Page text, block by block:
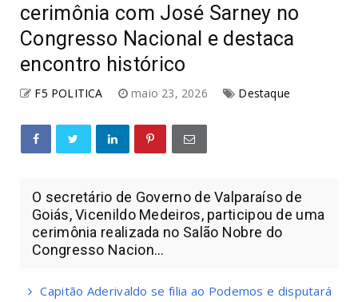
cerimônia com José Sarney no
Congresso Nacional e destaca
encontro histórico
F5 POLITICA maio 23, 2026 Destaque
O secretário de Governo de Valparaíso de
Goiás, Vicenildo Medeiros, participou de uma
cerimônia realizada no Salão Nobre do
Congresso Nacion...
Capitão Aderivaldo se filia ao Podemos e disputará